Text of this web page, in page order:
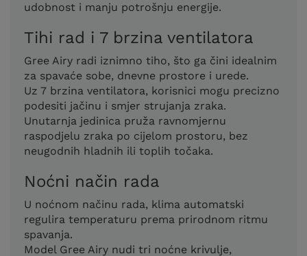
udobnost i manju potrošnju energije.
Tihi rad i 7 brzina ventilatora
Gree Airy radi iznimno tiho, što ga čini idealnim
za spavaće sobe, dnevne prostore i urede.
Uz 7 brzina ventilatora, korisnici mogu precizno
podesiti jačinu i smjer strujanja zraka.
Unutarnja jedinica pruža ravnomjernu
raspodjelu zraka po cijelom prostoru, bez
neugodnih hladnih ili toplih točaka.
Noćni način rada
U noćnom načinu rada, klima automatski
regulira temperaturu prema prirodnom ritmu
spavanja.
Model Gree Airy nudi tri noćne krivulje,